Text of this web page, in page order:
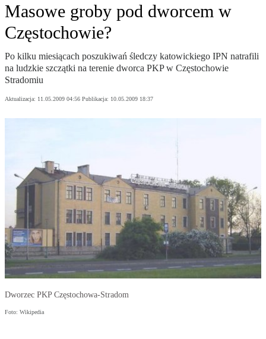
Masowe groby pod dworcem w
Częstochowie?
Po kilku miesiącach poszukiwań śledczy katowickiego IPN natrafili
na ludzkie szczątki na terenie dworca PKP w Częstochowie
Stradomiu
Aktualizacja: 11.05.2009 04:56 Publikacja: 10.05.2009 18:37
Dworzec PKP Częstochowa-Stradom
Foto: Wikipedia